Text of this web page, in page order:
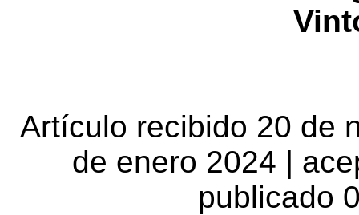
Artículo recibido 20 de
de enero 2024 |
publicado